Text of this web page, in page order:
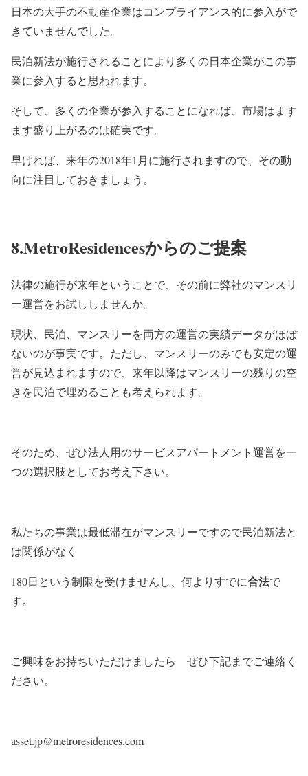
日本の大手の不動産企業はコンプライアンス的に参入がで
きていませんでした。
民泊新法が施行されることにより多くの日本企業がこの事
業に参入すると思われます。
そして、多くの企業が参入することになれば、市場はます
ます盛り上がるのは確実です。
早ければ、来年の2018年1月に施行されますので、その動
向に注目しておきましょう。
8.MetroResidencesからのご提案
法律の施行が来年ということで、その前に弊社のマンスリ
ー運営をお試ししませんか。
現状、民泊、マンスリーを両方の運営の実績データがほぼ
ないのが事実です。ただし、マンスリーのみでも安定の運
営が見込まれますので、来年以降はマンスリーの残りの空
きを民泊で埋めることも考えられます。
そのため、ぜひ法人用のサービスアパートメント運営を一
つの選択肢としてお考え下さい。
私たちの事業は最低滞在がマンスリーですので民泊新法と
は関係がなく
180日という制限を受けませんし、何よりすでに合法で
す。
ご興味をお持ちいただけましたら ぜひ下記までご連絡く
ださい。
asset.jp@metroresidences.com